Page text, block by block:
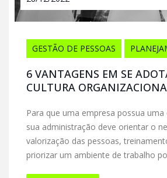
GESTÃO DE PESSOAS
6 VANTAGENS EM SE
CULTURA
Para que uma empresa possua
sua administração deve orientar o
valorização das pessoas,
priorizar um ambiente de trabalho